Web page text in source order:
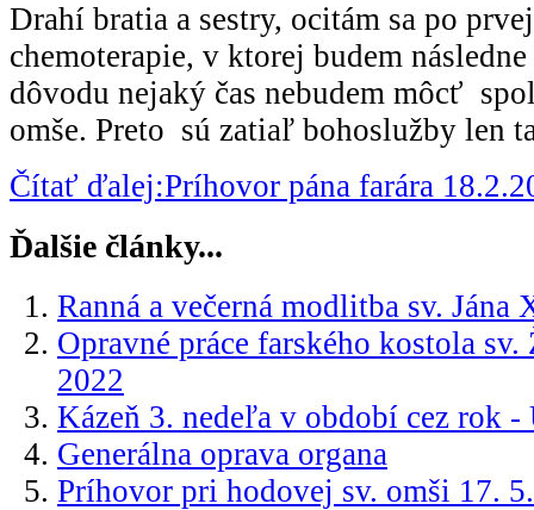
Drahí bratia a sestry, ocitám sa po
chemoterapie, v ktorej budem
dôvodu nejaký čas nebudem môcť
omše. Preto sú zatiaľ bohoslužby len
Čítať ďalej:Príhovor pána farára
Ďalšie články...
Ranná a večerná modlitba sv. Jána
Opravné práce farského kostola
2022
Kázeň 3. nedeľa v období cez rok
Generálna oprava organa
Príhovor pri hodovej sv. omši 17.